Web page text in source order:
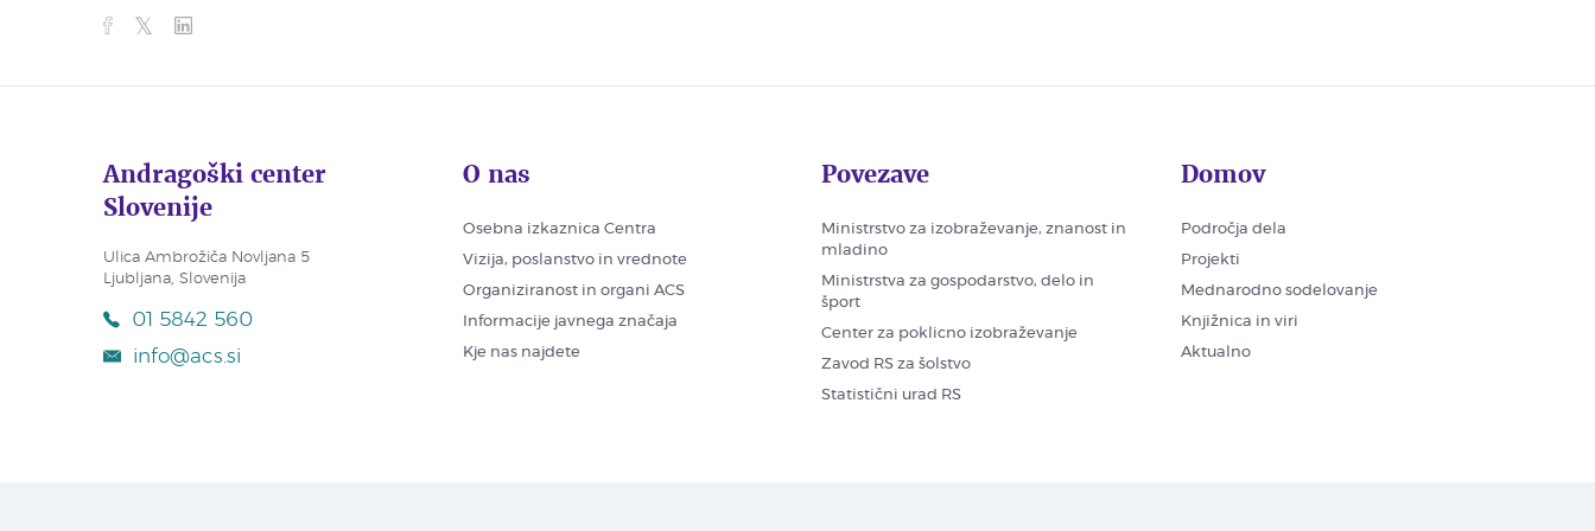
Andragoški center
Slovenije
Ulica Ambrožiča Novljana 5
Ljubljana, Slovenija
01 5842 560
info@acs.si
O nas
Osebna izkaznica Centra
Vizija, poslanstvo in vrednote
Organiziranost in organi ACS
Informacije javnega značaja
Kje nas najdete
Povezave
Ministrstvo za izobraževanje, znanost in
mladino
Ministrstva za gospodarstvo, delo in
šport
Center za poklicno izobraževanje
Zavod RS za šolstvo
Statistični urad RS
Domov
Področja dela
Projekti
Mednarodno sodelovanje
Knjižnica in viri
Aktualno